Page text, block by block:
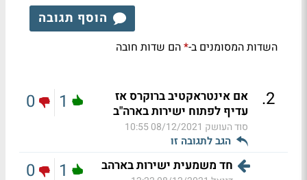
הוסף תגובה
השדות המסומנים ב-*הם שדות חובה
2
.
אם אינטראקטיב ברוקרס אז
עדיף לפתוח ישירות בארה"ב
סוד העושק 08/12/2021 10:55
הגב לתגובה זו
1
0
חד משמעית ישירות בארהב 1
0